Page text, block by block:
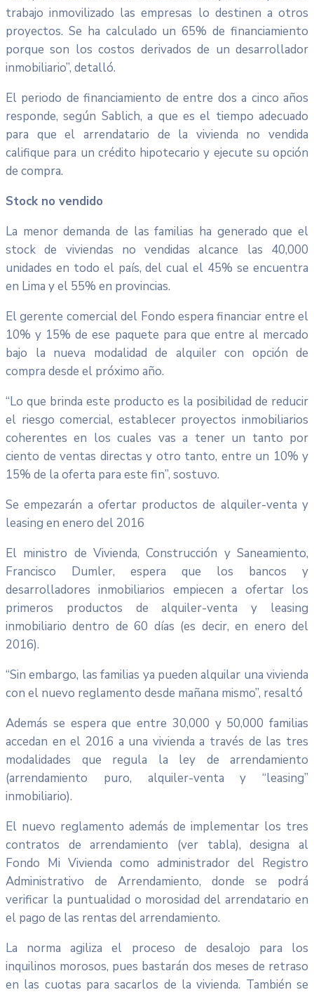
trabajo inmovilizado las empresas lo destinen a otros
proyectos. Se ha calculado un 65% de financiamiento
porque son los costos derivados de un desarrollador
inmobiliario”, detalló.
El periodo de financiamiento de entre dos a cinco años
responde, según Sablich, a que es el tiempo adecuado
para que el arrendatario de la vivienda no vendida
califique para un crédito hipotecario y ejecute su opción
de compra.
Stock no vendido
La menor demanda de las familias ha generado que el
stock de viviendas no vendidas alcance las 40,000
unidades en todo el país, del cual el 45% se encuentra
en Lima y el 55% en provincias.
El gerente comercial del Fondo espera financiar entre el
10% y 15% de ese paquete para que entre al mercado
bajo la nueva modalidad de alquiler con opción de
compra desde el próximo año.
“Lo que brinda este producto es la posibilidad de reducir
el riesgo comercial, establecer proyectos inmobiliarios
coherentes en los cuales vas a tener un tanto por
ciento de ventas directas y otro tanto, entre un 10% y
15% de la oferta para este fin”, sostuvo.
Se empezarán a ofertar productos de alquiler-venta y
leasing en enero del 2016
El ministro de Vivienda, Construcción y Saneamiento,
Francisco Dumler, espera que los bancos y
desarrolladores inmobiliarios empiecen a ofertar los
primeros productos de alquiler-venta y leasing
inmobiliario dentro de 60 días (es decir, en enero del
2016).
“Sin embargo, las familias ya pueden alquilar una vivienda
con el nuevo reglamento desde mañana mismo”, resaltó
Además se espera que entre 30,000 y 50,000 familias
accedan en el 2016 a una vivienda a través de las tres
modalidades que regula la ley de arrendamiento
(arrendamiento puro, alquiler-venta y “leasing”
inmobiliario).
El nuevo reglamento además de implementar los tres
contratos de arrendamiento (ver tabla), designa al
Fondo Mi Vivienda como administrador del Registro
Administrativo de Arrendamiento, donde se podrá
verificar la puntualidad o morosidad del arrendatario en
el pago de las rentas del arrendamiento.
La norma agiliza el proceso de desalojo para los
inquilinos morosos, pues bastarán dos meses de retraso
en las cuotas para sacarlos de la vivienda. También se